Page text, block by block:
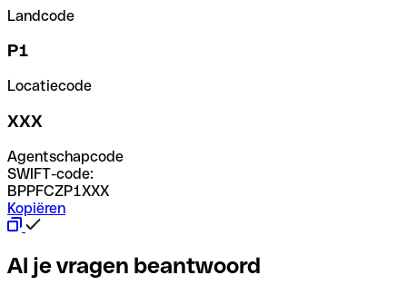
Landcode
P1
Locatiecode
XXX
Agentschapcode
SWIFT-code:
BPPFCZP1XXX
Kopiëren
Al je vragen beantwoord